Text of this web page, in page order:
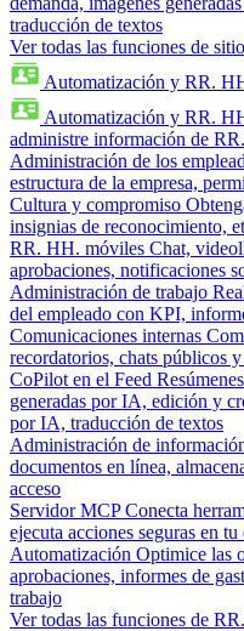
traducción de textos
Ver todas las funciones de
Automatización y RR.
Automatización y RR.
administre información de
Administración de los
estructura de la empresa,
Cultura y compromiso
insignias de reconocimiento,
RR. HH. móviles Chat,
aprobaciones, notificaciones
Administración de trabajo
del empleado con KPI,
Comunicaciones internas
recordatorios, chats públicos
CoPilot en el Feed
generadas por IA, edición y
por IA, traducción de textos
Administración de
documentos en línea,
acceso
Servidor MCP Conecta
ejecuta acciones seguras en
Automatización Optimice las
aprobaciones, informes de
trabajo
Ver todas las funciones de